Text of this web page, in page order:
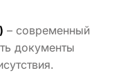
– современный
документы